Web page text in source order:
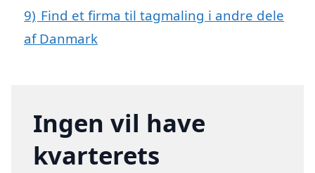
9) Find et firma til tagmaling i andre dele
af Danmark
Ingen vil have
kvarterets